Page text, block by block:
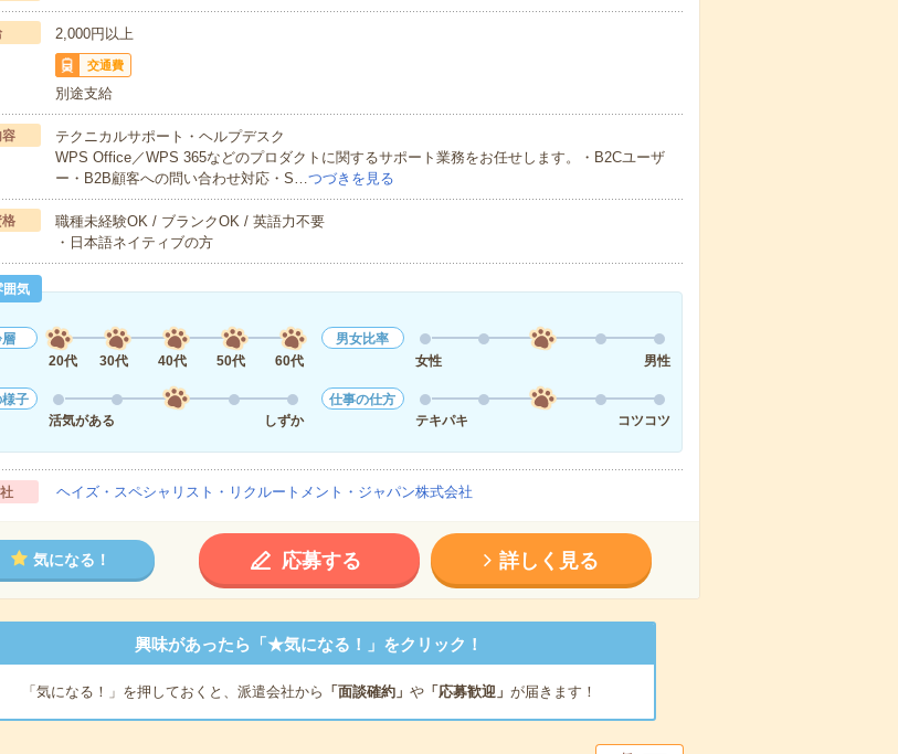
2,000円以上
交通費
別途支給
テクニカルサポート・ヘルプデスク
WPS Office／WPS 365などのプロダクトに関するサポート業務をお任せします。・B2Cユーザ
ー・B2B顧客への問い合わせ対応・S…つづきを見る
格
職種未経験OK / ブランクOK / 英語力不要
・日本語ネイティブの方
囲気
20代
30代 40代 50代 60代
男女比率
女性
男性
子
活気がある
しずか
仕事の仕方
テキパキ
コツコツ
ヘイズ・スペシャリスト・リクルートメント・ジャパン株式会社
気になる！ 応募する 詳しく見る
興味があったら「★気になる！」をクリック！
「気になる！」を押しておくと、派遣会社から 「面談確約」 や「応募歓迎」 が届きます！